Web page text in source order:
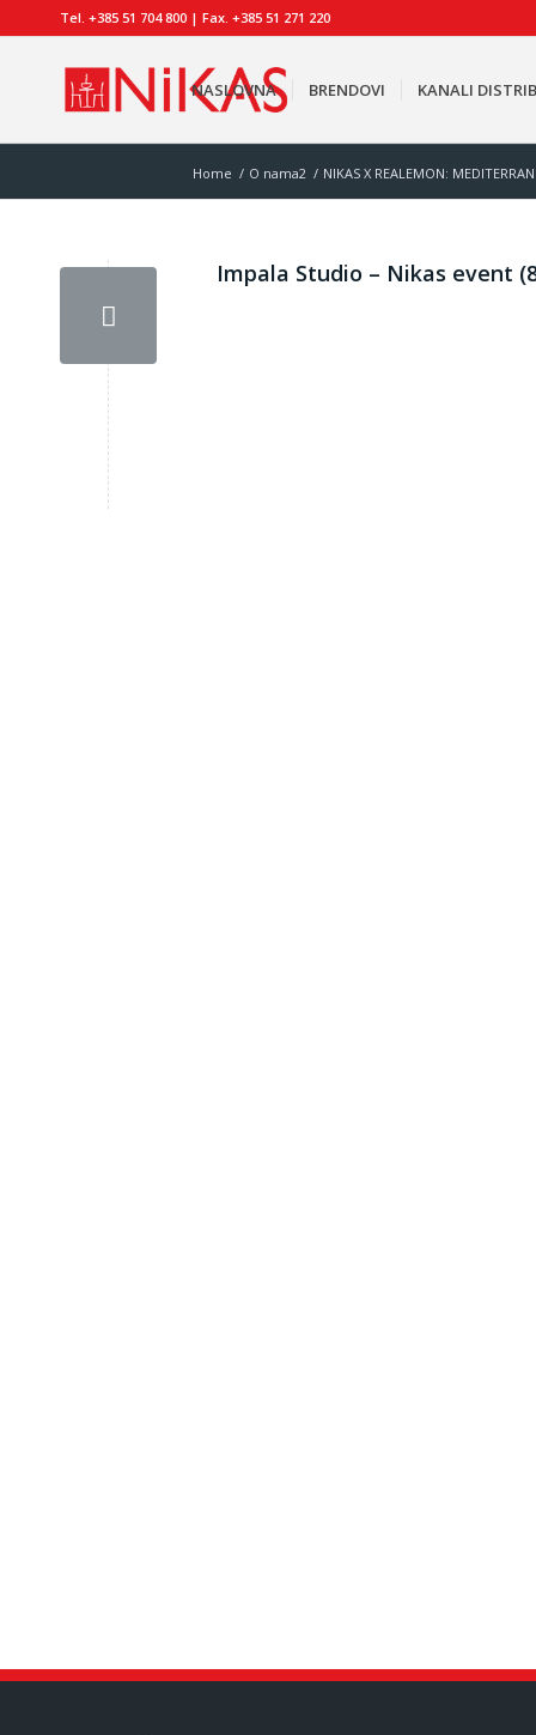
Tel. +385 51 704 800 | Fax. +385 51 271 220
NASLOVNA BRENDOVI KANALI
Home / O nama2 / NIKAS X REALEMON:
Impala Studio – Nikas event